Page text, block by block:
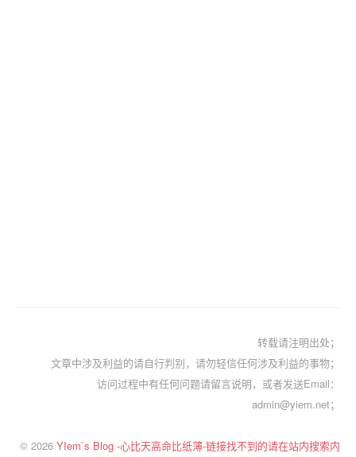
转载请注明出处；
文章中涉及利益的请自行判别，请勿轻信任何涉及利益的事物；
访问过程中有任何问题请留言说明，或者发送Email：
admin@yiem.net；
© 2026 YIem`s Blog -心比天高命比纸薄-链接找不到的请在站内搜索内